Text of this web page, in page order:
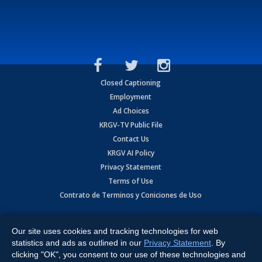
Closed Captioning
Employment
Ad Choices
KRGV-TV Public File
Contact Us
KRGV AI Policy
Privacy Statement
Terms of Use
Contrato de Terminos y Coniciones de Uso
Expressway, Weslaco, TX 78596.
All Rights Reserved. Powered by:Ruby Shore Software
Our site uses cookies and tracking technologies for web
statistics and ads as outlined in our Privacy Statement . By
clicking "OK", you consent to our use of these technologies and